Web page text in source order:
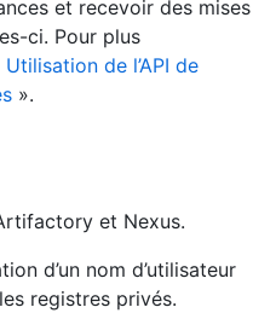
et recevoir des mises
ci. Pour plus
Utilisation de l’API de
».
et Nexus.
d’un nom d’utilisateur
registres privés.